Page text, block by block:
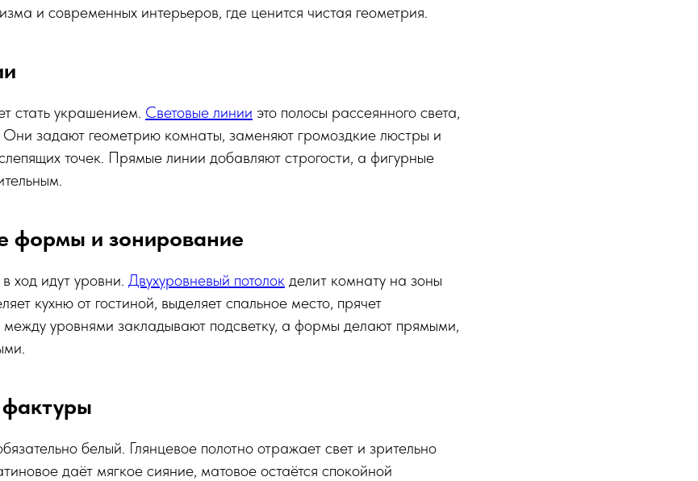
и современных интерьеров, где ценится чистая геометрия.
стать украшением. Световые линии это полосы рассеянного света,
Они задают геометрию комнаты, заменяют громоздкие люстры и
точек. Прямые линии добавляют строгости, а фигурные
формы и зонирование
ход идут уровни. Двухуровневый потолок делит комнату на зоны
кухню от гостиной, выделяет спальное место, прячет
между уровнями закладывают подсветку, а формы делают прямыми,
фактуры
белый. Глянцевое полотно отражает свет и зрительно
даёт мягкое сияние, матовое остаётся спокойной